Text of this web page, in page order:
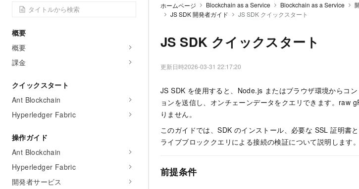
概要
概要
課金
クイックスタート
Ant Blockchain
Hyperledger Fabric
操作ガイド
Ant Blockchain
Hyperledger Fabric
開発者サービス
ホームページ Blockchain as a Service Blockchain as a Service
JS SDK 開発者ガイド
JS SDK クイックスタート
JS SDK クイックスタート
更新日時2026-03-31 22:17:20
JS SDK を使用すると、Node.js またはブラウザ環境からコ
ョンを送信し、オンチェーンデータをクエリできます。raw
りません。
このガイドでは、SDK のインストール、必要な SSL 証明書
ライブブロッククエリによる接続の検証について説明します。
前提条件